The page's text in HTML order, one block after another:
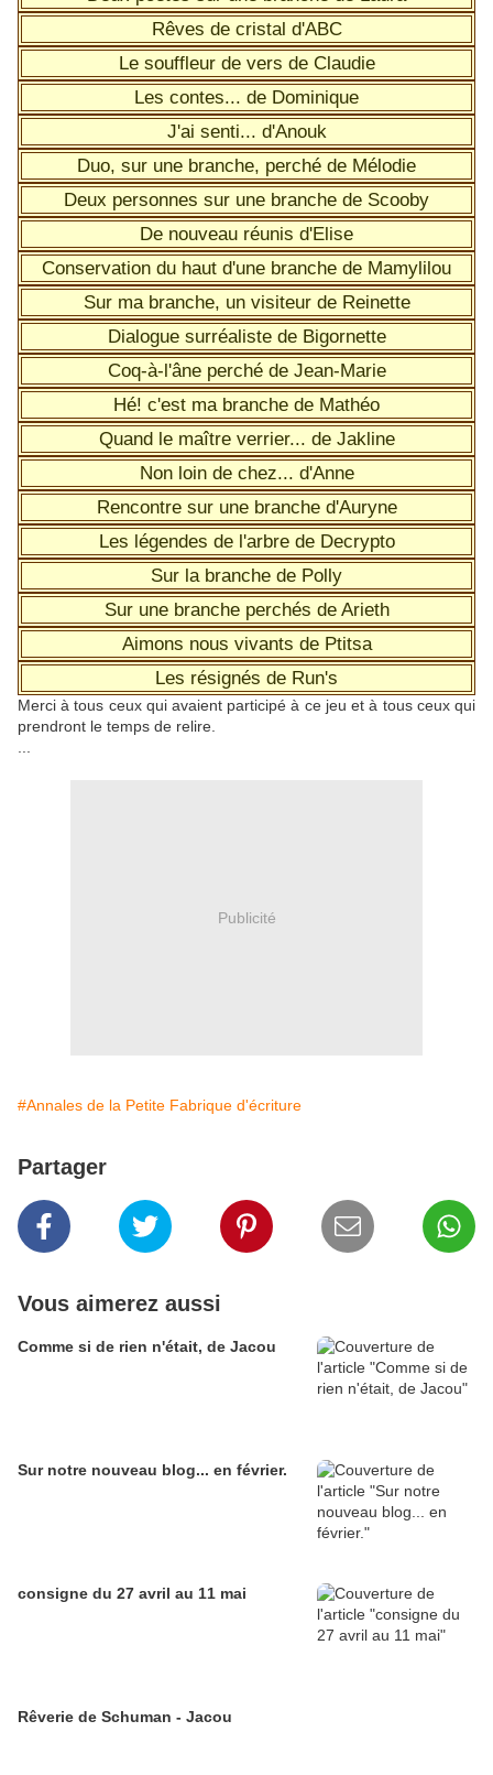
Rêves de cristal d'ABC
Le souffleur de vers de Claudie
Les contes... de Dominique
J'ai senti... d'Anouk
Duo, sur une branche, perché de Mélodie
Deux personnes sur une branche de Scooby
De nouveau réunis d'Elise
Conservation du haut d'une branche de Mamylilou
Sur ma branche, un visiteur de Reinette
Dialogue surréaliste de Bigornette
Coq-à-l'âne perché de Jean-Marie
Hé! c'est ma branche de Mathéo
Quand le maître verrier... de Jakline
Non loin de chez... d'Anne
Rencontre sur une branche d'Auryne
Les légendes de l'arbre de Decrypto
Sur la branche de Polly
Sur une branche perchés de Arieth
Aimons nous vivants de Ptitsa
Les résignés de Run's
Merci à tous ceux qui avaient participé à ce jeu et à tous ceux qui
prendront le temps de relire.
Publicité
#Annales de la Petite Fabrique d'écriture
Partager
Vous aimerez aussi
Comme si de rien n'était, de Jacou
Sur notre nouveau blog... en février.
consigne du 27 avril au 11 mai
Rêverie de Schuman - Jacou